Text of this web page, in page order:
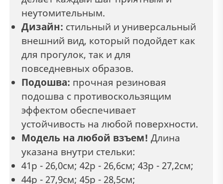
неутомительным.
Дизайн: стильный и универсальный
внешний вид, который подойдет как
для прогулок, так и для
повседневных образов.
Подошва: прочная резиновая
подошва с противоскользящим
эффектом обеспечивает
устойчивость на любой поверхности.
Модель на любой взъем! Длина
указана внутри стельки:
41р - 26,0см; 42р - 26,6см; 43р - 27,2см;
44р - 27,9см; 45р - 28,5см;